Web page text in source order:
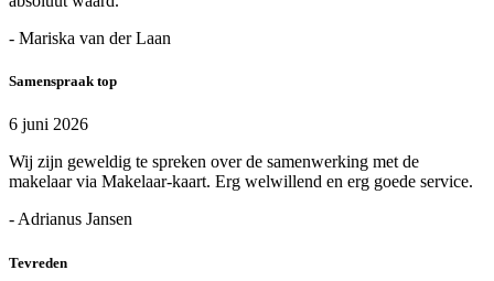
- Mariska van der Laan
Samenspraak top
6 juni 2026
Wij zijn geweldig te spreken over de samenwerking met de
makelaar via Makelaar-kaart. Erg welwillend en erg goede service.
- Adrianus Jansen
Tevreden